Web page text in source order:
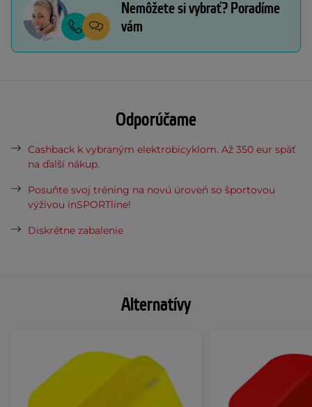
Alternatívy
Nemôžete si vybrať? Poradíme
vám
Odporúčame
Cashback k vybraným elektrobicyklom. Až 350 eur späť
na ďalší nákup.
Posuňte svoj tréning na novú úroveň so športovou
výživou inSPORTline!
Diskrétne zabalenie